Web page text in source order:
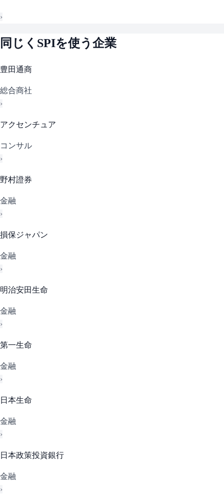
›
同じく SPIを使う企業
豊田通商
総合商社
›
アクセンチュア
コンサル
›
野村證券
金融
›
損保ジャパン
金融
›
明治安田生命
金融
›
第一生命
金融
›
日本生命
金融
›
日本政策投資銀行
金融
›